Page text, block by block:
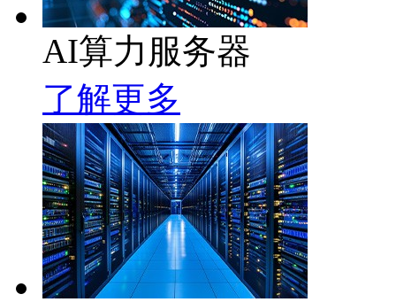
AI算力服务器
了解更多